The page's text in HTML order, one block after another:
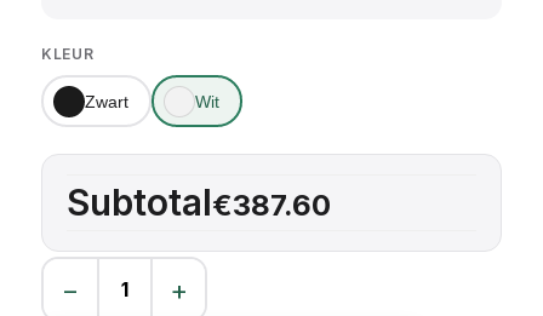
KLEUR
Zwart Wit
Subtotal€387.60
−
AJAX Hub 2 Plus aantal
+